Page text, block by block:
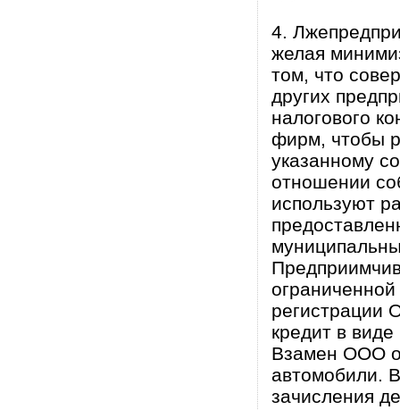
4.
желая
том, что
других
налогового
фирм, чтобы
указанному
отношении
используют
регистрации
кредит в
Взамен ООО
автомобили.
зачисления